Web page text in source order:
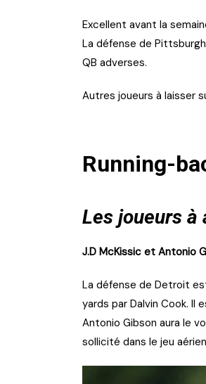
Excellent avant la
La défense de
QB adverses.
Autres joueurs à laisser
Running-
Les joueurs à
J.D McKissic et Antonio
La défense de Detroit
yards par Dalvin Cook. Il
Antonio Gibson aura le
sollicité dans le jeu